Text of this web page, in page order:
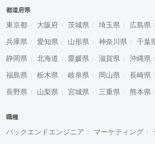
都道府県
東京都 大阪府 茨城県 埼玉県 広島県
兵庫県 愛知県 山形県 神奈川県 千葉
静岡県 北海道 愛媛県 滋賀県 沖縄県
福島県 栃木県 岐阜県 岡山県 長崎県
長野県 山梨県 宮城県 三重県 熊本県
職種
バックエンドエンジニア マーケティング